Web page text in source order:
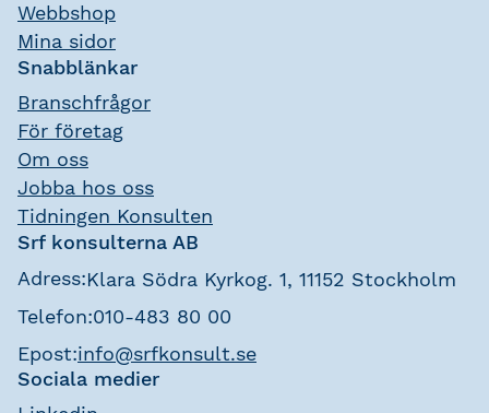
Webbshop
Mina sidor
Snabblänkar
Branschfrågor
För företag
Om oss
Jobba hos oss
Tidningen Konsulten
Srf konsulterna AB
Adress:Klara Södra Kyrkog. 1, 11152 Stockholm
Telefon:010-483 80 00
Epost:info@srfkonsult.se
Sociala medier